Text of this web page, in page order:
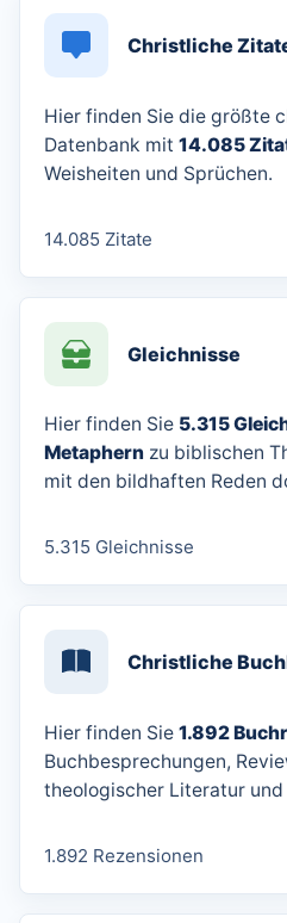
Christliche
Hier finden Sie die größte
Datenbank mit 14.085
Weisheiten und Sprüchen.
14.085 Zitate
Gleichnisse
Hier finden Sie 5.315
Metaphern zu biblischen
mit den bildhaften Reden
5.315 Gleichnisse
Christliche
Hier finden Sie 1.892
Buchbesprechungen,
theologischer Literatur und
1.892 Rezensionen